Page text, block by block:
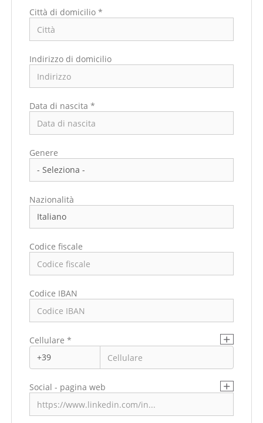
Città di domicilio *
Indirizzo di domicilio
Paese di residenza *
Regione/Cantone di residenza *
Città di residenza
Indirizzo di residenza
Data di nascita *
Genere
Nazionalità
Codice fiscale
Codice IBAN
Cellulare *
Social - pagina web